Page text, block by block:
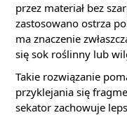
przez materiał bez
zastosowano ostrza
ma znaczenie
się sok roślinny lub
Takie rozwiązanie
przyklejania się
sekator zachowuje